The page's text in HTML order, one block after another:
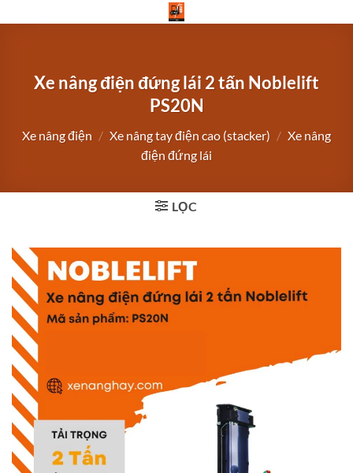
qua
Xe nâng điện đứng lái 2 tấn Noblelift
PS20N
Xe nâng điện / Xe nâng tay điện cao (stacker) / Xe nâng
điện đứng lái
LỌC